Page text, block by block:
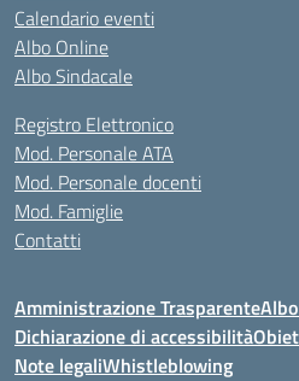
Calendario eventi
Albo Online
Albo Sindacale
Registro Elettronico
Mod. Personale ATA
Mod. Personale docenti
Mod. Famiglie
Contatti
Amministrazione Trasparente
Dichiarazione di accessibilità
Note legaliWhistleblowing